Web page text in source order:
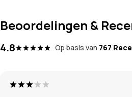
Beoordelingen &
4.8 Op basis van 767